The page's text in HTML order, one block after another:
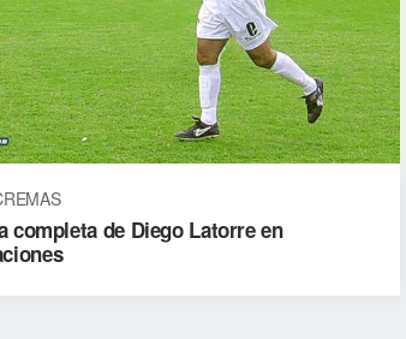
completa de Diego Latorre en